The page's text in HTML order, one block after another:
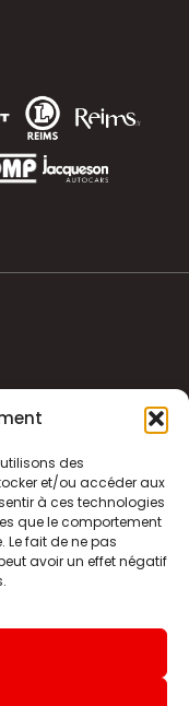
des
et/ou accéder aux
à ces technologies
que le comportement
Le fait de ne pas
avoir un effet négatif
PREMIERE
CONTACT